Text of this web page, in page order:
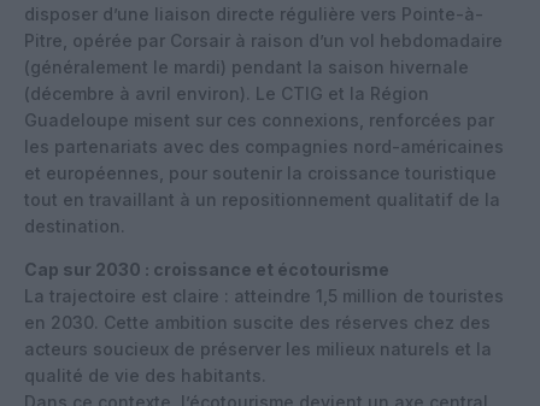
disposer d’une liaison directe régulière vers Pointe-à-
Pitre, opérée par Corsair à raison d’un vol hebdomadaire
(généralement le mardi) pendant la saison hivernale
(décembre à avril environ). Le CTIG et la Région
Guadeloupe misent sur ces connexions, renforcées par
les partenariats avec des compagnies nord-américaines
et européennes, pour soutenir la croissance touristique
tout en travaillant à un repositionnement qualitatif de la
destination.
Cap sur 2030 : croissance et écotourisme
La trajectoire est claire : atteindre 1,5 million de touristes
en 2030. Cette ambition suscite des réserves chez des
acteurs soucieux de préserver les milieux naturels et la
qualité de vie des habitants.